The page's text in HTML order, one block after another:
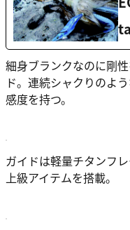
細身ブランクなのに剛
ド。連続シャクりのよ
感度を持つ。
ガイドは軽量チタンフ
上級アイテムを搭載。